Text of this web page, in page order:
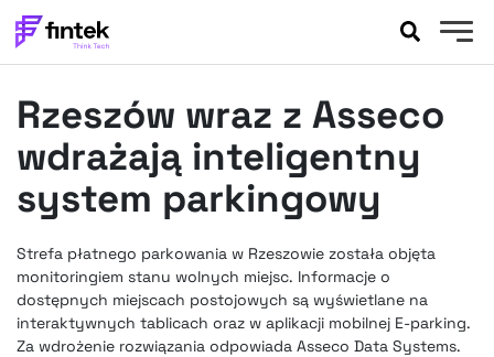
BANKOWOŚĆ
EVENTY
FELIETONY
WYWIADY
PODCASTY
FINTEKEXTRA
OKIEM EKSPERTA
Rzeszów wraz z Asseco
wdrażają inteligentny
system parkingowy
Strefa płatnego parkowania w Rzeszowie została objęta
monitoringiem stanu wolnych miejsc. Informacje o
dostępnych miejscach postojowych są wyświetlane na
interaktywnych tablicach oraz w aplikacji mobilnej E-parking.
Za wdrożenie rozwiązania odpowiada Asseco Data Systems.